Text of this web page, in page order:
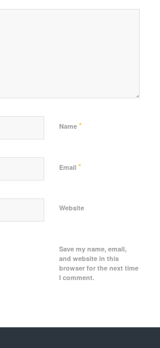
Name *
Email *
Website
Save my name, email,
and website in this
browser for the next time
I comment.